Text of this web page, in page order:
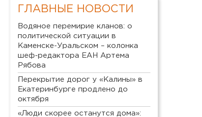
ГЛАВНЫЕ НОВОСТИ
Водяное перемирие кланов: о
политической ситуации в
Каменске-Уральском – колонка
шеф-редактора ЕАН Артема
Рябова
Перекрытие дорог у «Калины» в
Екатеринбурге продлено до
октября
«Люди скорее останутся дома»: